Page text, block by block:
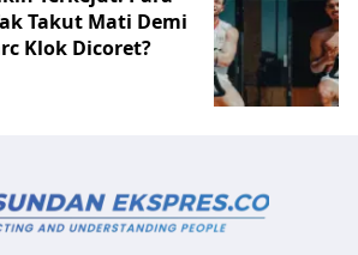
Takut Mati Demi
Klok Dicoret?